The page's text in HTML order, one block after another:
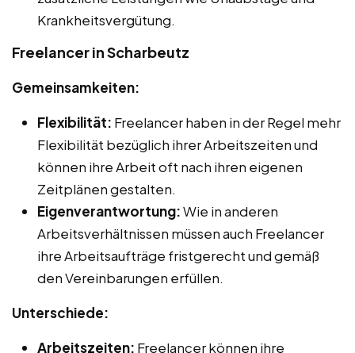
Krankheitsvergütung.
Freelancer in Scharbeutz
Gemeinsamkeiten:
Flexibilität: Freelancer haben in der Regel mehr
Flexibilität bezüglich ihrer Arbeitszeiten und
können ihre Arbeit oft nach ihren eigenen
Zeitplänen gestalten.
Eigenverantwortung:Wie in anderen
Arbeitsverhältnissen müssen auch Freelancer
ihre Arbeitsaufträge fristgerecht und gemäß
den Vereinbarungen erfüllen.
Unterschiede:
Arbeitszeiten: Freelancer können ihre